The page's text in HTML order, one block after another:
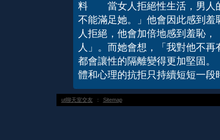
料 當女人拒絕性生活，男人
不能滿足她。」他會因此感到
人拒絕，他會加倍地感到羞恥
人」。而她會想，「我對他不
都會讓性的隔離變得更加堅固
體和心理的抗拒只持續短短一段
ut聊天室交友 ： Sitemap